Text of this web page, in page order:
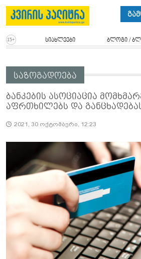
სიახლეები ბლოგი /
საზოგადოება
ბანკების ასოციაცია
აფრთხილებს და
2021, 30 ოქტომბერი, 12:23